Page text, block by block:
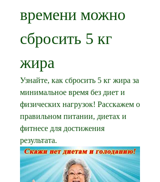
времени можно
сбросить 5 кг
жира
Узнайте, как сбросить 5 кг жира за
минимальное время без диет и
физических нагрузок! Расскажем о
правильном питании, диетах и
фитнесе для достижения
результата.